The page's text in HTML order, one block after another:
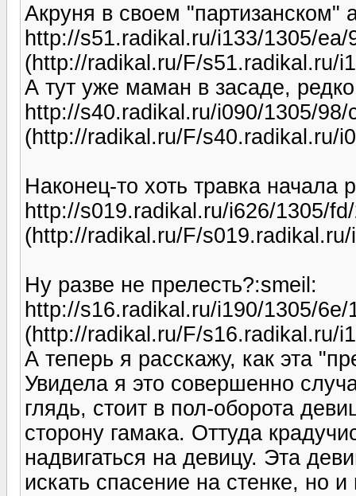
Акруня в своем "партизанском"
http://s51.radikal.ru/i133/1305/
(http://radikal.ru/F/s51.radikal.ru/
А тут уже маман в засаде,
http://s40.radikal.ru/i090/1305/
(http://radikal.ru/F/s40.radikal.ru/
Наконец-то хоть травка
http://s019.radikal.ru/i626/1305/
(http://radikal.ru/F/
Ну разве не прелесть?:smeil:
http://s16.radikal.ru/i190/1305/6e/
(http://radikal.ru/F/s16.radikal.ru/
А теперь я расскажу, как эта
Увидела я это совершенно
глядь, стоит в пол-оборота
сторону гамака. Оттуда
надвигаться на девицу. Эта
искать спасение на стенке, но